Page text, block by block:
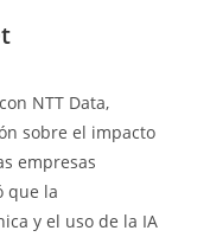
NTT Data,
sobre el impacto
empresas
que la
y el uso de la IA